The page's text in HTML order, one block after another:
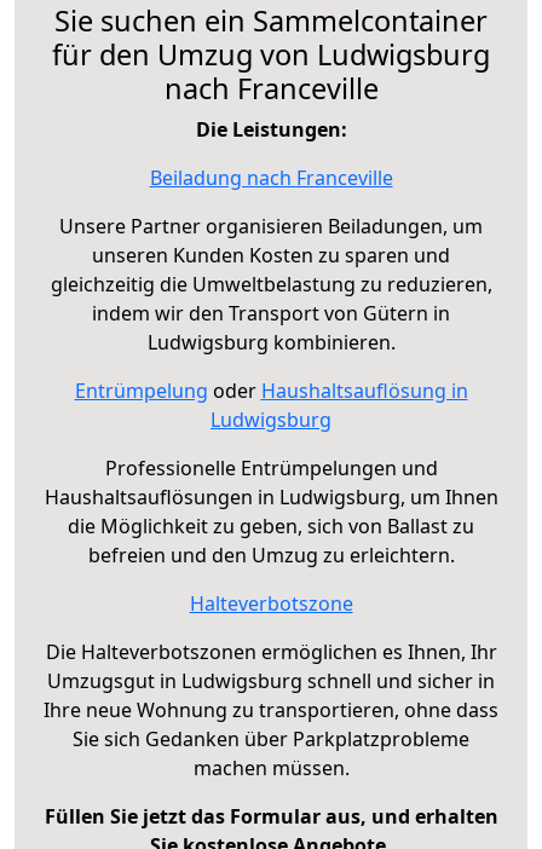
Sie suchen ein Sammelcontainer
für den Umzug von Ludwigsburg
nach Franceville
Die Leistungen:
Beiladung nach Franceville
Unsere Partner organisieren Beiladungen, um
unseren Kunden Kosten zu sparen und
gleichzeitig die Umweltbelastung zu reduzieren,
indem wir den Transport von Gütern in
Ludwigsburg kombinieren.
Entrümpelung oder Haushaltsauflösung in
Ludwigsburg
Professionelle Entrümpelungen und
Haushaltsauflösungen in Ludwigsburg, um Ihnen
die Möglichkeit zu geben, sich von Ballast zu
befreien und den Umzug zu erleichtern.
Halteverbotszone
Die Halteverbotszonen ermöglichen es Ihnen, Ihr
Umzugsgut in Ludwigsburg schnell und sicher in
Ihre neue Wohnung zu transportieren, ohne dass
Sie sich Gedanken über Parkplatzprobleme
machen müssen.
Füllen Sie jetzt das Formular aus, und erhalten